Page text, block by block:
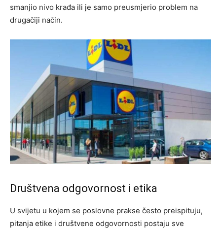
smanjio nivo krađa ili je samo preusmjerio problem na
drugačiji način.
Društvena odgovornost i etika
U svijetu u kojem se poslovne prakse često preispituju,
pitanja etike i društvene odgovornosti postaju sve